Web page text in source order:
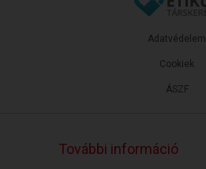
ÁSZF
Adatvédelem
Cookiek
További információ